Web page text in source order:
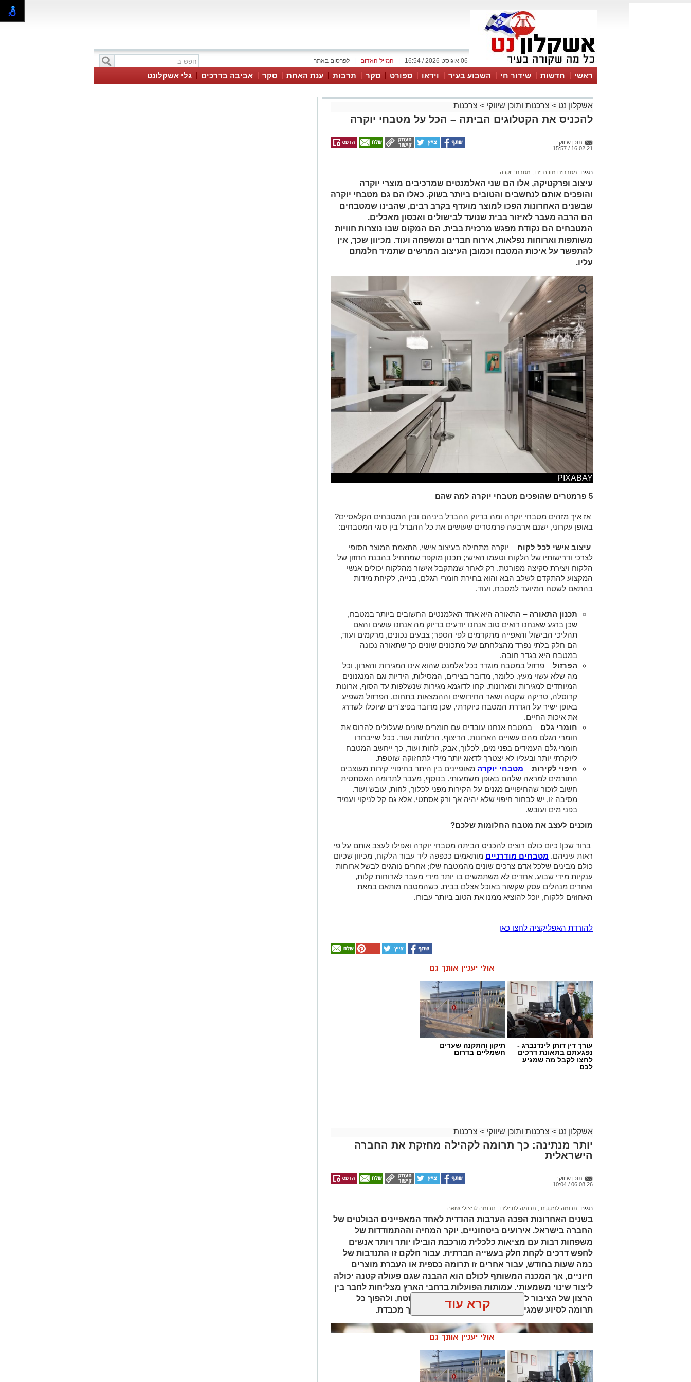
לפרסום באתר המייל האדום 06 אוגוסט 2026 / 16:54
ראשי חדשות שידור חי השבוע בעיר וידאו ספורט סקר תרבות ענת האחת סקר אביבה בדרכים גלי אשקלונט
אשקלון נט > צרכנות ותוכן שיווקי > צרכנות
להכניס את הקטלוגים הביתה – הכל על מטבחי יוקרה
תוכן שיווקי
16.02.21 / 15:57
תגים: מטבחים מודרניים מטבחי יוקרה
עיצוב ופרקטיקה, אלו הם שני האלמנטים שמרכיבים מוצרי יוקרה
והופכים אותם לנחשבים והטובים ביותר בשוק. כאלו הם גם מטבחי יוקרה
שבשנים האחרונות הפכו למוצר מועדף בקרב רבים, שהבינו שמטבחים
הם הרבה מעבר לאיזור בבית שנועד לבישולים ואכסון מאכלים.
המטבחים הם נקודת מפגש מרכזית בבית, הם המקום שבו נוצרות חוויות
משותפות וארוחות נפלאות, אירוח חברים ומשפחה ועוד. מכיוון שכך, אין
להתפשר על איכות המטבח וכמובן העיצוב המרשים שתמיד חלמתם
עליו.
PIXABAY
5 פרמטרים שהופכים מטבחי יוקרה למה שהם
אז איך מזהים מטבחי יוקרה ומה בדיוק ההבדל ביניהם ובין המטבחים הקלאסיים?
באופן עקרוני, ישנם ארבעה פרמטרים שעושים את כל ההבדל בין סוגי המטבחים:
עיצוב אישי לכל לקוח – יוקרה מתחילה בעיצוב אישי, התאמת המוצר הסופי
לצרכי ודרישותיו של הלקוח וטעמו האישי; תכנון מוקפד שמתחיל בהבנת החזון של
הלקוח ויצירת סקיצה מפורטת. רק לאחר שמתקבל אישור מהלקוח יכולים אנשי
המקצוע להתקדם לשלב הבא והוא בחירת חומרי הגלם, בנייה, לקיחת מידות
בהתאם לשטח המיועד למטבח, ועוד.
תכנון התאורה – התאורה היא אחד האלמנטים החשובים ביותר במטבח,
שכן ברגע שאנחנו רואים טוב אנחנו יודעים בדיוק מה אנחנו עושים והאם
תהליכי הבישול והאפייה מתקדמים לפי הספר; צבעים נכונים, מרקמים ועוד,
הם חלק בלתי נפרד מהצלחתם של מתכונים שונים כך שתאורה נכונה
במטבח היא בגדר חובה.
הפרזול– פרזול במטבח מוגדר ככל אלמנט שהוא אינו המגירות והארון, וכל
מה שלא עשוי מעץ. כלומר, מדובר בצירים, המסילות, הידיות וגם המנגנונים
המיוחדים למגירות והארונות. קחו לדוגמא מגירות שנשלפות עד הסוף, ארונות
קרוסלה, טריקה שקטה ושאר החידושים וההמצאות בתחום. הפרזול משפיע
באופן ישיר על הגדרת המטבח כיוקרתי, שכן מדובר בפיצ'רים שיוכלו לשדרג
את איכות החיים.
חומרי גלם – במטבח אנחנו עובדים עם חומרים שונים שעלולים להרוס את
חומרי הגלם מהם עשויים הארונות, הריצוף, הדלתות ועוד. ככל שייבחרו
חומרי גלם העמידים בפני מים, לכלוך, אבק, לחות ועוד, כך ייחשב המטבח
ליוקרתי יותר ובעליו לא יצטרך לדאוג יותר מידי לתחזוקה שוטפת.
חיפוי לקירות– מטבחי יוקרה מאופיינים בין היתר בחיפויי קירות מעוצבים
התורמים למראה שלהם באופן משמעותי. בנוסף, מעבר לתרומה האסתטית
חשוב לזכור שהחיפויים מגנים על הקירות מפני לכלוך, לחות, עובש ועוד.
מסיבה זו, יש לבחור חיפוי שלא יהיה אך ורק אסתטי, אלא גם קל לניקוי ועמיד
בפני מים ועובש.
מוכנים לעצב את מטבח החלומות שלכם?
ברור שכן! כיום כולם רוצים להכניס הביתה מטבחי יוקרה ואפילו לעצב אותם על פי
ראות עיניהם. מטבחים מודרניים מותאמים ככפפה ליד עבור הלקוח, מכיוון שכיום
כולם מבינים שלכל אדם צרכים שונים מהמטבח שלו; אחרים נוהגים לבשל ארוחות
ענקיות מידי שבוע, אחדים לא משתמשים בו יותר מידי מעבר לארוחות קלות,
ואחרים מנהלים עסק שקשור באוכל אצלם בבית. כשהמטבח מותאם במאת
האחוזים ללקוח, יוכל להוציא ממנו את הטוב ביותר עבורו.
להורדת האפליקציה לחצו כאן
אולי יעניין אותך גם
עורך דין דותן לינדנברג -
נפגעתם בתאונת דרכים
לחצו לקבל מה שמגיע
לכם
תיקון והתקנה שערים
חשמליים בדרום
אשקלון נט > צרכנות ותוכן שיווקי > צרכנות
יותר מנתינה: כך תרומה לקהילה מחזקת את החברה
הישראלית
תוכן שיווקי
06.08.26 / 10:04
תגים: תרומה לנזקקים תרומה לחיילים תרומה לניצולי שואה
בשנים האחרונות הפכה הערבות ההדדית לאחד המאפיינים הבולטים של
החברה בישראל. אירועים ביטחוניים, יוקר המחיה וההתמודדות של
משפחות רבות עם מציאות כלכלית מורכבת הובילו יותר ויותר אנשים
לחפש דרכים לקחת חלק בעשייה חברתית. עבור חלקם זו התנדבות של
כמה שעות בחודש, עבור אחרים זו תרומה כספית או העברת מוצרים
חיוניים, אך המכנה המשותף לכולם הוא ההבנה שגם פעולה קטנה יכולה
ליצור שינוי משמעותי. עמותות הפועלות ברחבי הארץ מצליחות לחבר בין
הרצון של הציבור לעזור לבין הצרכים האמיתיים בשטח, ולהפוך כל
תרומה לסיוע שמגיע למי שזקוק לו בזמן הנכון ובדרך מכבדת.
קרא עוד
אולי יעניין אותך גם